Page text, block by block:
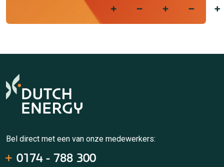
Bel direct met een van onze medewerkers:
0174 - 788 300